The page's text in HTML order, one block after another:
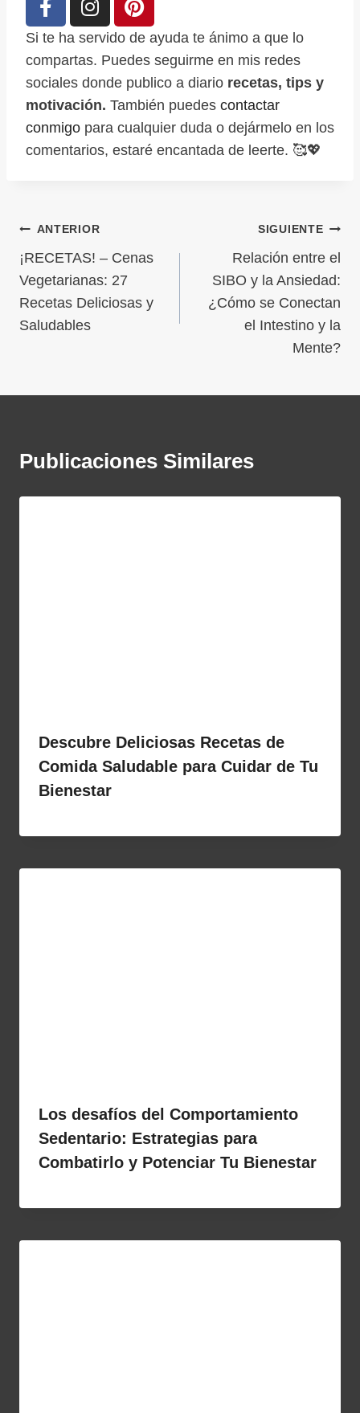
Si te ha servido de ayuda te ánimo a que lo
compartas. Puedes seguirme en mis redes
sociales donde publico a diario recetas, tips y
motivación. También puedes contactar
conmigo para cualquier duda o dejármelo en los
comentarios, estaré encantada de leerte. 🥰💖
ANTERIOR
¡RECETAS! – Cenas
Vegetarianas: 27
Recetas Deliciosas y
Saludables
SIGUIENTE
Relación entre el
SIBO y la Ansiedad:
¿Cómo se Conectan
el Intestino y la
Mente?
Publicaciones Similares
Descubre Deliciosas Recetas de
Comida Saludable para Cuidar de Tu
Bienestar
Los desafíos del Comportamiento
Sedentario: Estrategias para
Combatirlo y Potenciar Tu Bienestar